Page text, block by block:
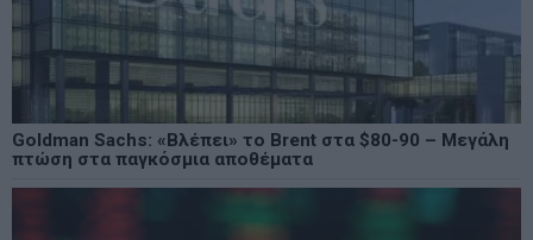
Goldman Sachs: «Βλέπει» το Brent στα $80-90 – Μεγάλη
πτώση στα παγκόσμια αποθέματα